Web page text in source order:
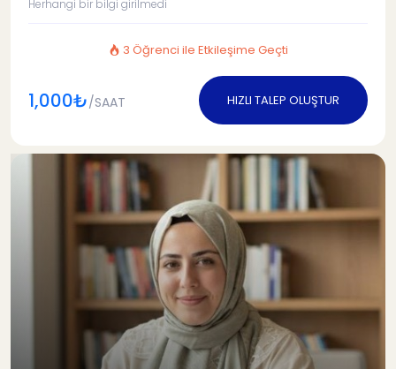
Herhangi bir bilgi girilmedi
3 Öğrenci ile Etkileşime Geçti
1,000₺/SAAT HIZLI TALEP OLUŞTUR